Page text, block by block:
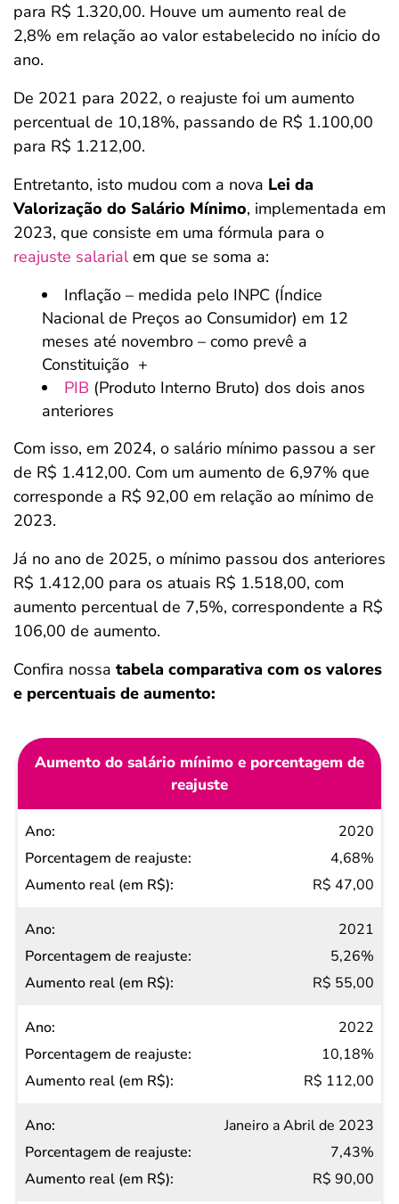
para R$ 1.320,00. Houve um aumento real de
2,8% em relação ao valor estabelecido no início do
ano.
De 2021 para 2022, o reajuste foi um aumento
percentual de 10,18%, passando de R$ 1.100,00
para R$ 1.212,00.
Entretanto, isto mudou com a nova Lei da
Valorização do Salário Mínimo, implementada em
2023, que consiste em uma fórmula para o
reajuste salarialem que se soma a:
Inflação – medida pelo INPC (Índice
Nacional de Preços ao Consumidor) em 12
meses até novembro – como prevê a
Constituição +
PIB (Produto Interno Bruto) dos dois anos
anteriores
Com isso, em 2024, o salário mínimo passou a ser
de R$ 1.412,00. Com um aumento de 6,97% que
corresponde a R$ 92,00 em relação ao mínimo de
2023.
Já no ano de 2025, o mínimo passou dos anteriores
R$ 1.412,00 para os atuais R$ 1.518,00, com
aumento percentual de 7,5%, correspondente a R$
106,00 de aumento.
Confira nossa tabela comparativa com os valores
e percentuais de aumento:
Aumento do salário mínimo e porcentagem de
reajuste
Ano
Porcentagem
de reajuste
real (em
R$)
2020
4,68%
R$ 47,00
2021
5,26%
R$ 55,00
2022
10,18%
R$ 112,00
Janeiro a Abril de 2023
7,43%
R$ 90,00